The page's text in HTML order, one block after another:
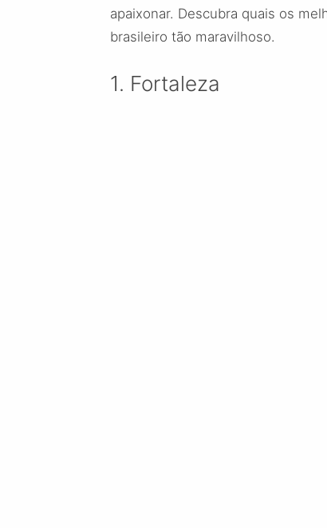
apaixonar. Descubra quais os
brasileiro tão maravilhoso.
1. Fortaleza